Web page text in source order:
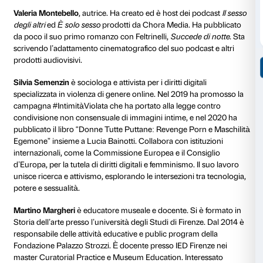
Hurt Heart
Mercoledì 7 maggio, ore 18.30
Social Hub Belfiore
Viale Belfiore 55, Firenze
Ingresso gratuito con prenotazione obbligatoria.
Prenota ora
Carolina Bandinelliè Associate Professor in Media
Industries all’Università di Warwick. Da più di dieci
al dibattito culturale, in Italia e all’estero, con